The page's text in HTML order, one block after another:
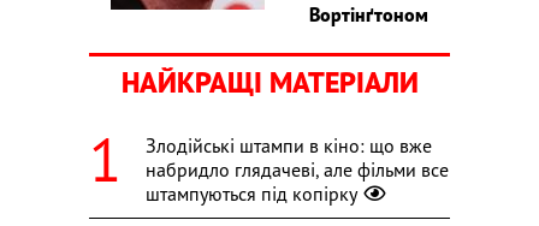
Вортінґтоном
НАЙКРАЩІ МАТЕРІАЛИ
Злодійські штампи в кіно: що вже
набридло глядачеві, але фільми все
штампуються під копірку